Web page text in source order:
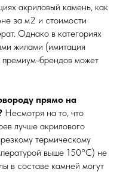
акриловый камень, как
за м2 и стоимости
Однако в категориях
жилами (имитация
брендов может
прямо на
Несмотря на то, что
лучше акрилового
термическому
выше 150°C) не
в составе камней могут